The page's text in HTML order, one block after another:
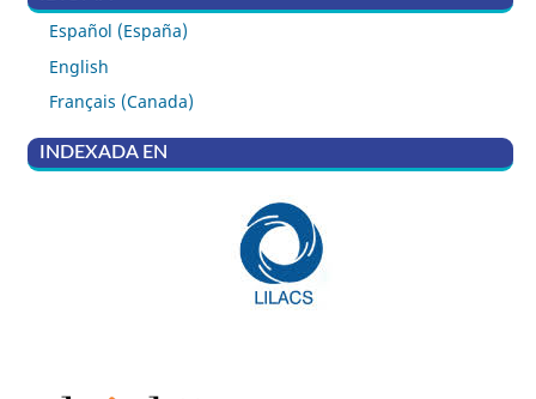
Español (España)
English
Français (Canada)
INDEXADA EN